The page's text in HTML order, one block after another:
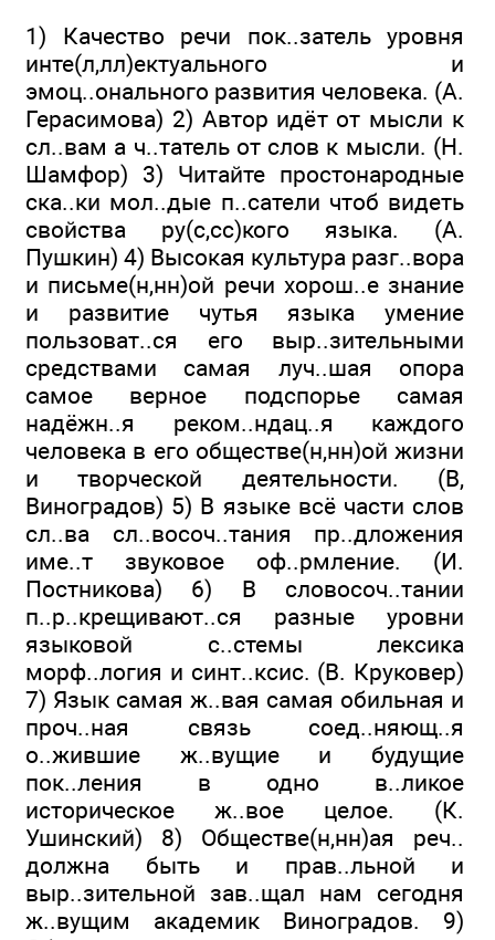
1) Качество речи пок..затель уровня
инте(л,лл)ектуального и
эмоц..онального развития человека. (А.
Герасимова) 2) Автор идёт от мысли к
сл..вам а ч..татель от слов к мысли. (Н.
Шамфор) 3) Читайте про­стонародные
ска..ки мол..дые п..сатели чтоб видеть
свой­ства ру(с,сс)кого языка. (А.
Пушкин) 4) Высокая культура разг..вора
и письме(н,нн)ой речи хорош..е знание
и разви­тие чутья языка умение
пользоват..ся его выр..зительными
средствами самая луч..шая опора
самое верное подспорье самая
надёжн..я реком..ндац..я каждого
человека в его обществе(н,нн)ой жизни
и творческой деятельности. (В,
Виноградов) 5) В языке всё части слов
сл..ва сл..восоч..тания пр..дложения
име..т звуковое оф..рмление. (И.
Постникова) 6) В словосоч..тании
п..р..крещивают..ся разные уровни
языковой с..стемы лек­сика
морф..логия и синт..ксис. (В. Круковер)
7) Язык са­мая ж..вая самая обильная и
проч..ная связь со­ед..няющ..я
о..жившие ж..вущие и будущие
пок..ления в одно в..ликое
историческое ж..вое целое. (К.
Ушинский) 8) Обществе(н,нн)ая реч..
должна быть и прав..льной и
выр..зительной зав..щал нам сегодня
ж..вущим академик Виноградов. 9)